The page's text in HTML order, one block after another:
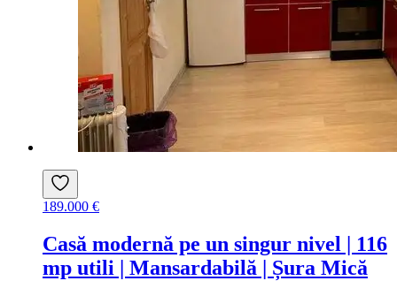
189.000 €
Casă modernă pe un singur nivel | 116
mp utili | Mansardabilă | Șura Mică